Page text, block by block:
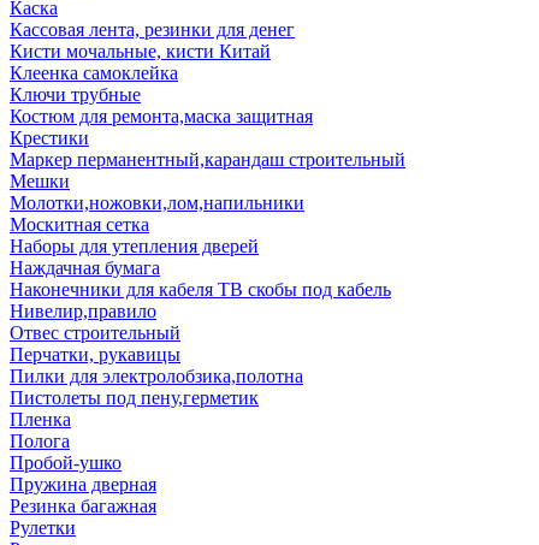
Каска
Кассовая лента, резинки для денег
Кисти мочальные, кисти Китай
Клеенка самоклейка
Ключи трубные
Костюм для ремонта,маска защитная
Крестики
Маркер перманентный,карандаш строительный
Мешки
Молотки,ножовки,лом,напильники
Москитная сетка
Наборы для утепления дверей
Наждачная бумага
Наконечники для кабеля ТВ скобы под кабель
Нивелир,правило
Отвес строительный
Перчатки, рукавицы
Пилки для электролобзика,полотна
Пистолеты под пену,герметик
Пленка
Полога
Пробой-ушко
Пружина дверная
Резинка багажная
Рулетки